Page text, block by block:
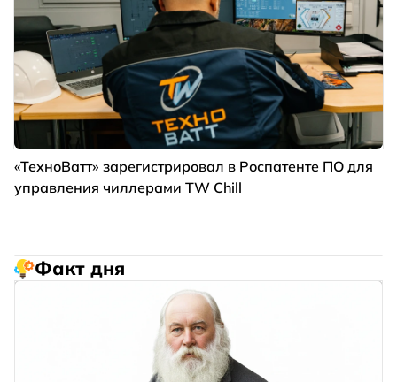
«ТехноВатт» зарегистрировал в Роспатенте ПО для
управления чиллерами TW Chill
Факт дня